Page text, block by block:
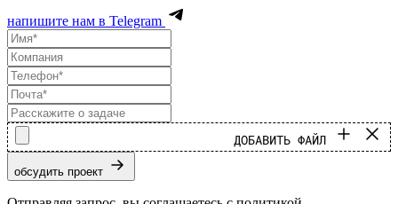
напишите нам в Telegram
ДОБАВИТЬ ФАЙЛ
обсудить проект